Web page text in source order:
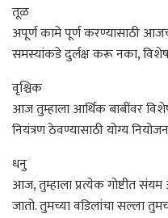
तूळ
अपूर्ण कामे पूर्ण करण्यासाठी
समस्यांकडे दुर्लक्ष करू नका,
वृश्चिक
आज तुम्हाला आर्थिक बाबींवर
नियंत्रण ठेवण्यासाठी योग्य
धनु
आज, तुम्हाला प्रत्येक गोष्टीत
जातो. तुमच्या वडिलांचा सल्ला